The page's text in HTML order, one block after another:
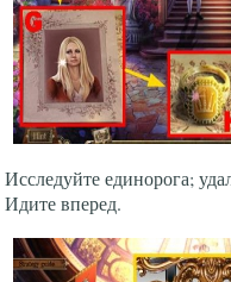
Исследуйте единорога;
Идите вперед.